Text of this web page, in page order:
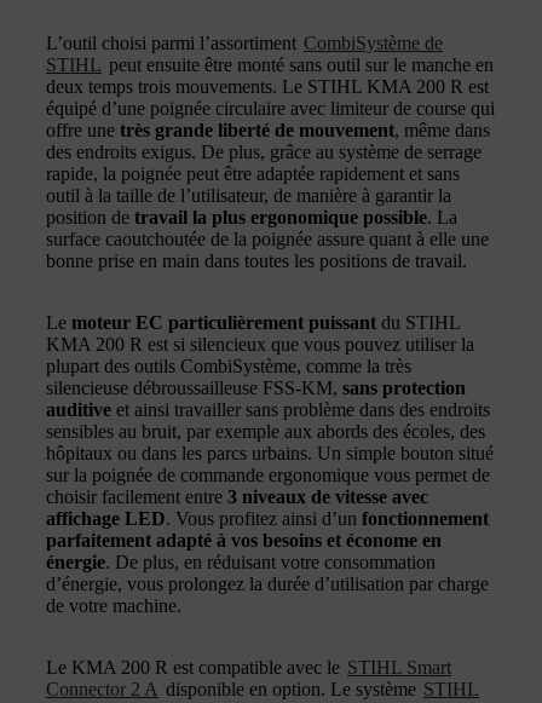
L’outil choisi parmi l’assortiment CombiSystème de
STIHL peut ensuite être monté sans outil sur le manche en
deux temps trois mouvements. Le STIHL KMA 200 R est
équipé d’une poignée circulaire avec limiteur de course qui
offre une très grande liberté de mouvement, même dans
des endroits exigus. De plus, grâce au système de serrage
rapide, la poignée peut être adaptée rapidement et sans
outil à la taille de l’utilisateur, de manière à garantir la
position de travail la plus ergonomique possible. La
surface caoutchoutée de la poignée assure quant à elle une
bonne prise en main dans toutes les positions de travail.
Le moteur EC particulièrement puissant du STIHL
KMA 200 R est si silencieux que vous pouvez utiliser la
plupart des outils CombiSystème, comme la très
silencieuse débroussailleuse FSS-KM, sans protection
auditive et ainsi travailler sans problème dans des endroits
sensibles au bruit, par exemple aux abords des écoles, des
hôpitaux ou dans les parcs urbains. Un simple bouton situé
sur la poignée de commande ergonomique vous permet de
choisir facilement entre 3 niveaux de vitesse avec
affichage LED. Vous profitez ainsi d’un fonctionnement
parfaitement adapté à vos besoins et économe en
énergie. De plus, en réduisant votre consommation
d’énergie, vous prolongez la durée d’utilisation par charge
de votre machine.
Le KMA 200 R est compatible avec le STIHL Smart
Connector 2 A disponible en option. Le système STIHL